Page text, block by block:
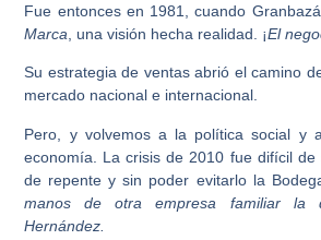
Fue entonces en 1981, cuando
Marca , una visión hecha realidad. ¡El
Su estrategia de ventas abrió el camino
mercado nacional e internacional.
Pero, y volvemos a la política social y
economía. La crisis de 2010 fue difícil de
de repente y sin poder evitarlo la
manos de otra empresa familiar la
Hernández.